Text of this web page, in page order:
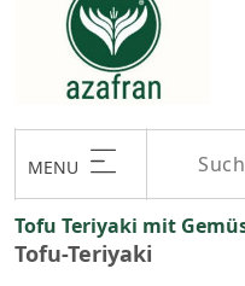
MENU
Tofu Teriyaki mit
Tofu-Teriyaki